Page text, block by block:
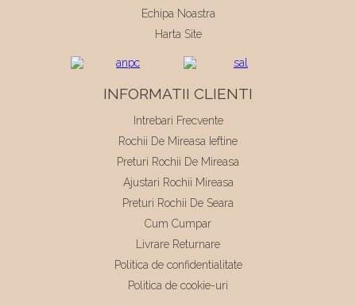
Echipa Noastra
Harta Site
INFORMATII CLIENTI
Intrebari Frecvente
Rochii De Mireasa Ieftine
Preturi Rochii De Mireasa
Ajustari Rochii Mireasa
Preturi Rochii De Seara
Cum Cumpar
Livrare Returnare
Politica de confidentialitate
Politica de cookie-uri